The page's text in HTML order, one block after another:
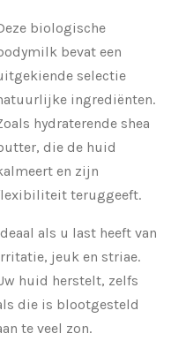
biologische
bevat een
selectie
ingrediënten.
hydraterende shea
die de huid
en zijn
teruggeeft.
als u last heeft van
jeuk en striae.
huid herstelt, zelfs
die is blootgesteld
te veel zon.